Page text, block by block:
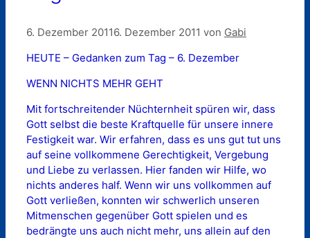
6. Dezember 20116. Dezember 2011 von Gabi
HEUTE – Gedanken zum Tag – 6. Dezember
WENN NICHTS MEHR GEHT
Mit fortschreitender Nüchternheit spüren wir, dass
Gott selbst die beste Kraftquelle für unsere innere
Festigkeit war. Wir erfahren, dass es uns gut tut uns
auf seine vollkommene Gerechtigkeit, Vergebung
und Liebe zu verlassen. Hier fanden wir Hilfe, wo
nichts anderes half. Wenn wir uns vollkommen auf
Gott verließen, konnten wir schwerlich unseren
Mitmenschen gegenüber Gott spielen und es
bedrängte uns auch nicht mehr, uns allein auf den